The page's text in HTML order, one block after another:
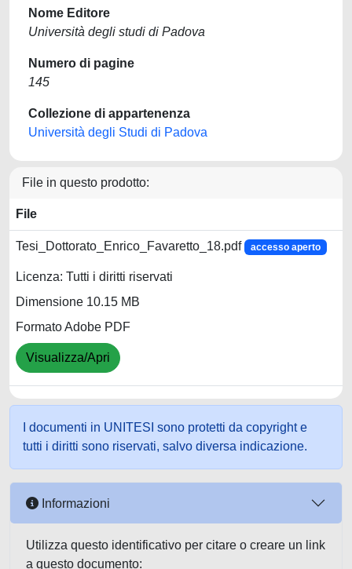
Nome Editore
Università degli studi di Padova
Numero di pagine
145
Collezione di appartenenza
Università degli Studi di Padova
File in questo prodotto:
File
Tesi_Dottorato_Enrico_Favaretto_18.pdf accesso aperto
Licenza: Tutti i diritti riservati
Dimensione 10.15 MB
Formato Adobe PDF
Visualizza/Apri
I documenti in UNITESI sono protetti da copyright e
tutti i diritti sono riservati, salvo diversa indicazione.
Informazioni
Utilizza questo identificativo per citare o creare un link
a questo documento: